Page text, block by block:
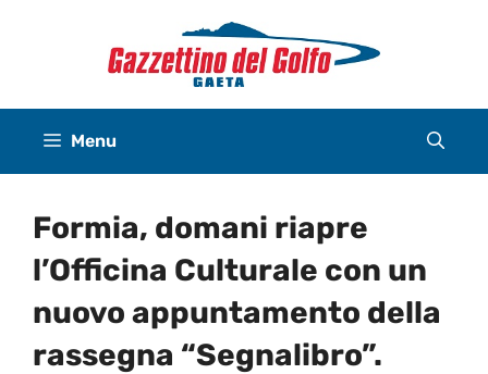
Menu
Formia, domani riapre
l’Officina Culturale con un
nuovo appuntamento della
rassegna “Segnalibro”.